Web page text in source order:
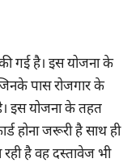
गई है। इस योजना के
पास रोजगार के
इस योजना के तहत
जरूरी है साथ ही
है वह दस्तावेज भी